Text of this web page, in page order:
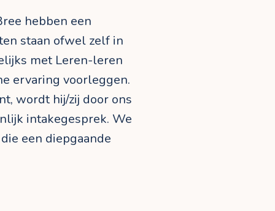
hebben een
staan ofwel zelf in
met Leren-leren
ervaring voorleggen.
wordt hij/zij door ons
intakegesprek. We
een diepgaande